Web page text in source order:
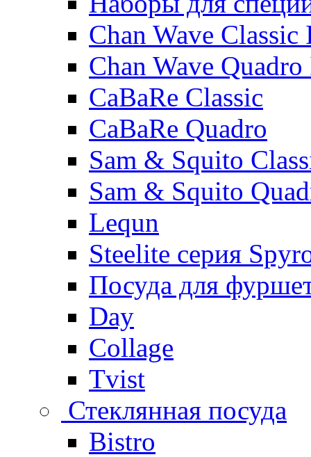
Chan Wave
Chan Wave
CaBaRe Classic
CaBaRe Quadro
Sam & Squito
Sam & Squito
Lequn
Steelite серия
Посуда для
Day
Collage
Tvist
Стеклянная посуда
Bistro